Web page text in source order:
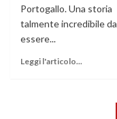
Portogallo. Una storia
talmente incredibile da
essere...
Leggi l'articolo...